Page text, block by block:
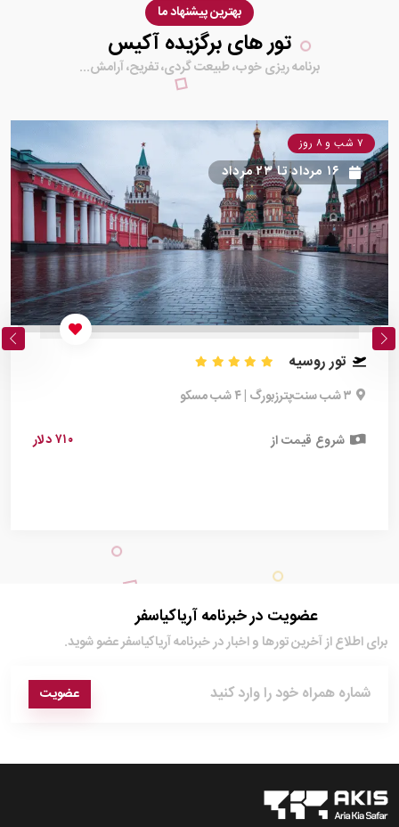
بهترین پیشنهاد ما
تور های برگزیده آکیس
برنامه ریزی خوب، طبیعت گردی، تفریح، آرامش...
۷ شب و ۸ روز
۱۶ مرداد تا۲۳ مرداد
تور روسیه
۳ شب سنت‌پترزبورگ | ۴ شب مسکو
شروع قیمت از ۷۱۰ دلار
عضویت در خبرنامه آریاکیاسفر
برای اطلاع از آخرین تور‌ها و اخبار در خبرنامه آریاکیاسفر عضو شوید.
عضویت